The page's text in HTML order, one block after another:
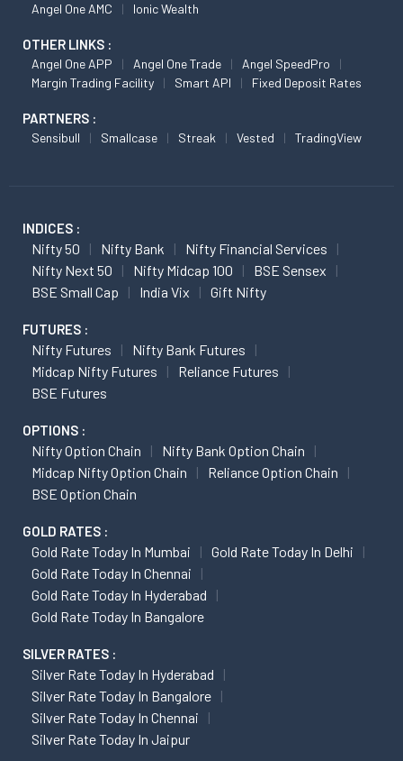
Angel One AMC Ionic Wealth
OTHER LINKS :
Angel One APP Angel One Trade
Angel SpeedPro
Margin Trading Facility
Smart API Fixed Deposit Rates
PARTNERS :
Sensibull Smallcase Streak Vested TradingView
INDICES :
Nifty 50 Nifty Bank
Nifty Financial Services
Nifty Next 50
Nifty Midcap 100
BSE Sensex
BSE Small Cap
India Vix Gift Nifty
FUTURES :
Nifty Futures
Nifty Bank Futures
Midcap Nifty Futures
Reliance Futures
BSE Futures
OPTIONS :
Nifty Option Chain
Nifty Bank Option Chain
Midcap Nifty Option Chain
Reliance Option Chain
BSE Option Chain
GOLD RATES :
Gold Rate Today In Mumbai
Gold Rate Today In Delhi
Gold Rate Today In Chennai
Gold Rate Today In Hyderabad
Gold Rate Today In Bangalore
SILVER RATES :
Silver Rate Today In Hyderabad
Silver Rate Today In Bangalore
Silver Rate Today In Chennai
Silver Rate Today In Jaipur